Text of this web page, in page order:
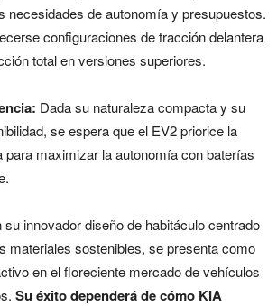
necesidades de autonomía y presupuestos.
configuraciones de tracción delantera
total en versiones superiores.
Dada su naturaleza compacta y su
se espera que el EV2 priorice la
para maximizar la autonomía con baterías
su innovador diseño de habitáculo centrado
materiales sostenibles, se presenta como
en el floreciente mercado de vehículos
Su éxito dependerá de cómo KIA